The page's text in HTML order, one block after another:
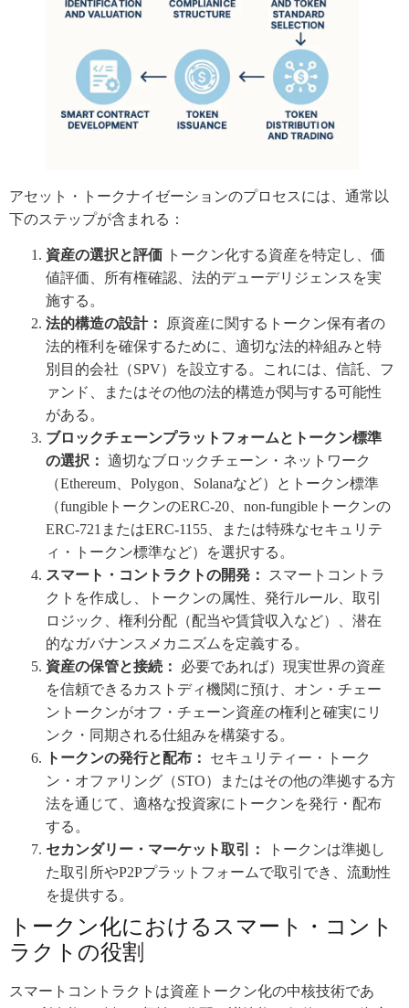
アセット・トークナイゼーションのプロセスには、通常以
下のステップが含まれる：
資産の選択と評価 トークン化する資産を特定し、価
値評価、所有権確認、法的デューデリジェンスを実
施する。
法的構造の設計：
原資産に関するトークン保有者の
法的権利を確保するために、適切な法的枠組みと特
別目的会社（SPV）を設立する。これには、信託、フ
ァンド、またはその他の法的構造が関与する可能性
がある。
ブロックチェーンプラットフォームとトークン標準
の選択： 適切なブロックチェーン・ネットワーク
（Ethereum、Polygon、Solanaなど）とトークン標準
（fungibleトークンのERC-20、non-fungibleトークンの
ERC-721またはERC-1155、または特殊なセキュリテ
ィ・トークン標準など）を選択する。
スマート・コントラクトの開発：
スマートコントラ
クトを作成し、トークンの属性、発行ルール、取引
ロジック、権利分配（配当や賃貸収入など）、潜在
的なガバナンスメカニズムを定義する。
資産の保管と接続：
必要であれば）現実世界の資産
を信頼できるカストディ機関に預け、オン・チェー
ントークンがオフ・チェーン資産の権利と確実にリ
ンク・同期される仕組みを構築する。
トークンの発行と配布：
セキュリティー・トーク
ン・オファリング（STO）またはその他の準拠する方
法を通じて、適格な投資家にトークンを発行・配布
する。
セカンダリー・マーケット取引：
トークンは準拠し
た取引所やP2Pプラットフォームで取引でき、流動性
を提供する。
トークン化におけるスマート・コント
ラクトの役割
スマートコントラクトは資産トークン化の中核技術であ